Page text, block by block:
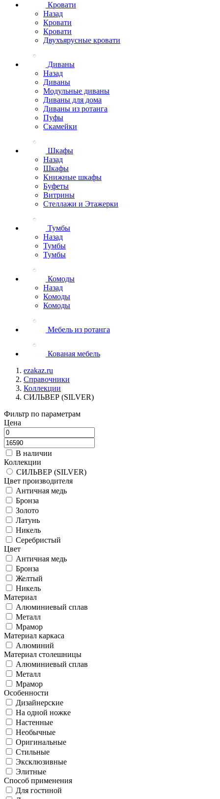
Кровати
Назад
Кровати
Кровати
Двухъярусные кровати
Диваны
Назад
Диваны
Модульные диваны
Диваны для дома
Диваны из ротанга
Пуфы
Скамейки
Шкафы
Назад
Шкафы
Книжные шкафы
Буфеты
Витрины
Стеллажи и Этажерки
Тумбы
Назад
Тумбы
Тумбы
Комоды
Назад
Комоды
Комоды
Мебель из ротанга
Кованая мебель
ezakaz.ru
Справочники
Коллекции
СИЛЬВЕР (SILVER)
Фильтр по параметрам
Цена
В наличии
Коллекции
СИЛЬВЕР (SILVER)
Цвет производителя
Античная медь
Бронза
Золото
Латунь
Никель
Серебристый
Цвет
Античная медь
Бронза
Желтый
Никель
Материал
Алюминиевый сплав
Металл
Мрамор
Материал каркаса
Алюминий
Материал столешницы
Алюминиевый сплав
Металл
Мрамор
Особенности
Дизайнерские
На одной ножке
Настенные
Необычные
Оригинальные
Стильные
Эксклюзивные
Элитные
Способ применения
Для гостиной